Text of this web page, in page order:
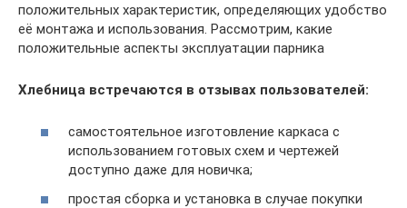
положительных характеристик, определяющих удобство
её монтажа и использования. Рассмотрим, какие
положительные аспекты эксплуатации парника
Хлебница встречаются в отзывах пользователей:
самостоятельное изготовление каркаса с
использованием готовых схем и чертежей
доступно даже для новичка;
простая сборка и установка в случае покупки